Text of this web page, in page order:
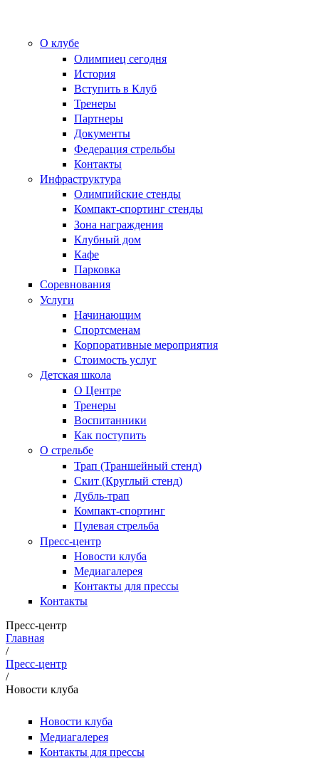
О клубе
Олимпиец сегодня
История
Вступить в Клуб
Тренеры
Партнеры
Документы
Федерация стрельбы
Контакты
Инфраструктура
Олимпийские стенды
Компакт-спортинг стенды
Зона награждения
Клубный дом
Кафе
Парковка
Соревнования
Услуги
Начинающим
Спортсменам
Корпоративные мероприятия
Стоимость услуг
Детская школа
О Центре
Тренеры
Воспитанники
Как поступить
О стрельбе
Трап (Траншейный стенд)
Скит (Круглый стенд)
Дубль-трап
Компакт-спортинг
Пулевая стрельба
Пресс-центр
Новости клуба
Медиагалерея
Контакты для прессы
Контакты
Пресс-центр
Вы здесь
Главная
/
Пресс-центр
/
Новости клуба
Новости клуба
Медиагалерея
Контакты для прессы